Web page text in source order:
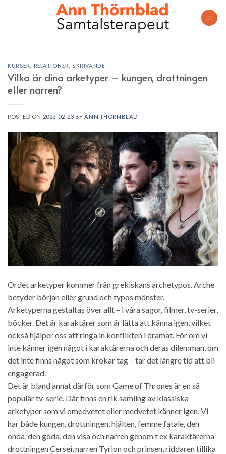
KURSER, RELATIONER,SKRIVANDE
Vilka är dina arketyper – kungen, drottningen
eller narren?
POSTED ON 2023-02-23 BY ANN THÖRNBLAD
Ordet arketyper kommer från grekiskans archetypos. Arche
betyder början eller grund och typos mönster.
Arketyperna gestaltas över allt – i våra sagor, filmer, tv-serier,
böcker. Det är karaktärer som är lätta att känna igen, vilket
också hjälper oss att ringa in konflikten i dramat. För om vi
inte känner igen något i karaktärerna och deras dilemman, om
det inte finns något som krokar tag – tar det längre tid att bli
engagerad.
Det är bland annat därför som Game of Thrones är en så
populär tv-serie. Där finns en rik samling av klassiska
arketyper som vi omedvetet eller medvetet känner igen. Vi
har både kungen, drottningen, hjälten, femme fatale, den
onda, den goda, den visa och narren genom t ex karaktärerna
drottningen Cersei, narren Tyrion och prinsen, riddaren tillika